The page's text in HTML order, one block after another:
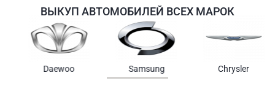
ВЫКУП АВТОМОБИЛЕЙ ВСЕХ МАРОК
Samsung Chrysler Gmc